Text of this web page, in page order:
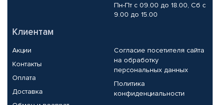
Пн-Пт с 09.00 до 18.00, Сб с
9.00 до 15.00
Клиентам
Акции
Контакты
Оплата
Доставка
Согласие посетителя сайта
на обработку
персональных данных
Политика
конфиденциальности